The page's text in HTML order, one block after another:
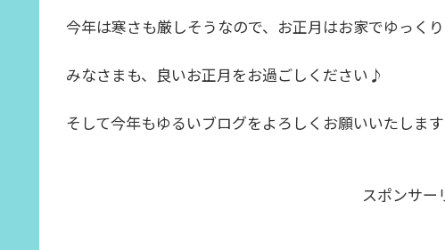
今年は寒さも厳しそうなので、お正月はお家でゆっく
みなさまも、良いお正月をお過ごしください♪
そして今年もゆるいブログをよろしくお願いいたします
スポンサー